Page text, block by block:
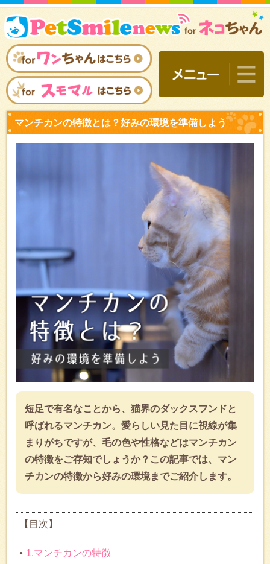
マンチカンの特徴とは？好
短足で有名なことから、猫界のダックスフンドと
呼ばれるマンチカン。愛らしい見た目に視線が集
まりがちですが、毛の色や性格などはマンチカン
の特徴をご存知でしょうか？この記事では、マン
チカンの特徴から好みの環境までご紹介します。
【目次】
1.マンチカンの特徴